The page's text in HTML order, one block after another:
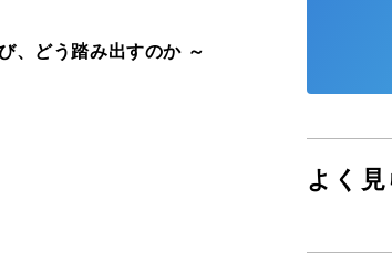
、どう踏み出すのか ～
よく